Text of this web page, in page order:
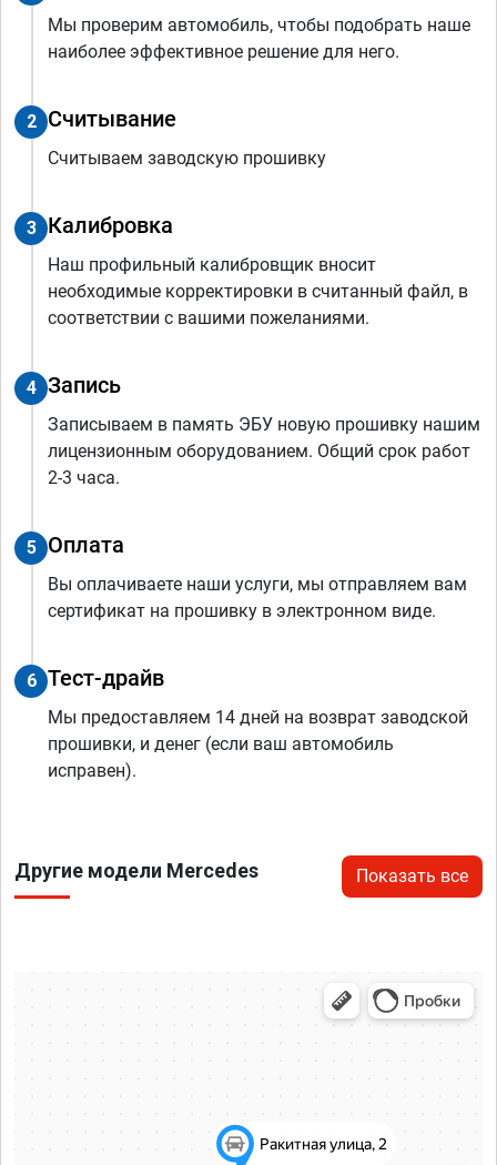
Мы проверим автомобиль, чтобы подобрать наше
наиболее эффективное решение для него.
2 Считывание
Считываем заводскую прошивку
3 Калибровка
Наш профильный калибровщик вносит
необходимые корректировки в считанный файл, в
соответствии с вашими пожеланиями.
4 Запись
Записываем в память ЭБУ новую прошивку нашим
лицензионным оборудованием. Общий срок работ
2-3 часа.
5 Оплата
Вы оплачиваете наши услуги, мы отправляем вам
сертификат на прошивку в электронном виде.
6 Тест-драйв
Мы предоставляем 14 дней на возврат заводской
прошивки, и денег (если ваш автомобиль
исправен).
Другие модели Mercedes Показать все